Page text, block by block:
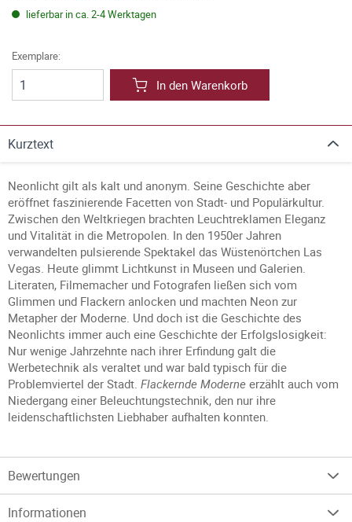
lieferbar in ca. 2-4 Werktagen
Exemplare:
In den Warenkorb
Kurztext
Neonlicht gilt als kalt und anonym. Seine Geschichte aber
eröffnet faszinierende Facetten von Stadt- und Populärkultur.
Zwischen den Weltkriegen brachten Leuchtreklamen Eleganz
und Vitalität in die Metropolen. In den 1950er Jahren
verwandelten pulsierende Spektakel das Wüstenörtchen Las
Vegas. Heute glimmt Lichtkunst in Museen und Galerien.
Literaten, Filmemacher und Fotografen ließen sich vom
Glimmen und Flackern anlocken und machten Neon zur
Metapher der Moderne. Und doch ist die Geschichte des
Neonlichts immer auch eine Geschichte der Erfolgslosigkeit:
Nur wenige Jahrzehnte nach ihrer Erfindung galt die
Werbetechnik als veraltet und war bald typisch für die
Problemviertel der Stadt. Flackernde Moderne erzählt auch vom
Niedergang einer Beleuchtungstechnik, den nur ihre
leidenschaftlichsten Liebhaber aufhalten konnten.
Bewertungen
Informationen